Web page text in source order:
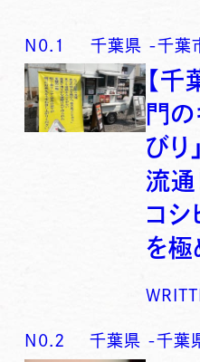
N0. 1 千葉県 -千葉
【
門の
びり
流通
コシ
を極
N0. 2 千葉県 -千葉